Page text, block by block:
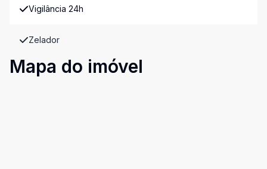
Vigilância 24h
Zelador
Mapa do imóvel